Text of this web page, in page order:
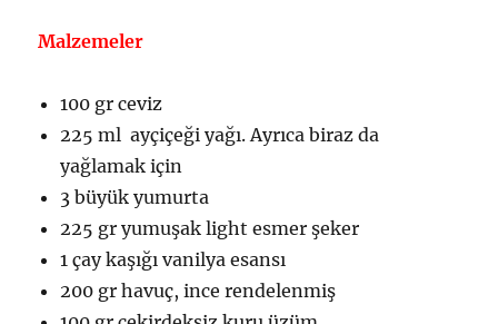
Malzemeler
100 gr ceviz
225 ml ayçiçeği yağı. Ayrıca biraz da
yağlamak için
3 büyük yumurta
225 gr yumuşak light esmer şeker
1 çay kaşığı vanilya esansı
200 gr havuç, ince rendelenmiş